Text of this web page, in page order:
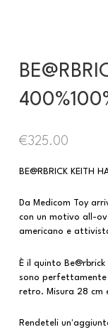
€325.00
BE@RBRICK KEITH
Da Medicom Toy
con un motivo all-
americano e
È il quinto
sono perfettamente
retro. Misura 28 cm
Rendeteli